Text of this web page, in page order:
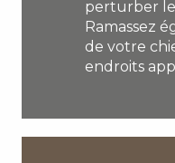
perturber
Ramassez
de votre
endroits